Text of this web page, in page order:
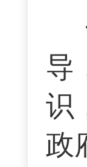
导
识
政